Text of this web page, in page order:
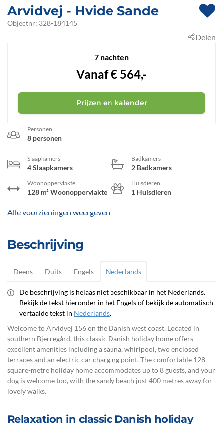
Arvidvej
- Bjerregård
- Hvide Sande
Objectnr: 328-184145
Personen
8 personen
Slaapkamers
4 Slaapkamers
Badkamers
2 Badkamers
Woonoppervlakte
128 m² Woonoppervlakte
Huisdieren
1 Huisdieren
Alle voorzieningen weergeven
Beschrijving
Deens Duits Engels Nederlands
De beschrijving is helaas niet beschikbaar in het Nederlands.
Bekijk de tekst hieronder in het Engels of bekijk de automatisch
vertaalde tekst in Nederlands.
Welcome to Arvidvej 156 on the Danish west coast. Located in
southern Bjerregård, this classic Danish holiday home offers
excellent amenities including a sauna, whirlpool, two enclosed
terraces and an electric car charging point. The comfortable 128-
square-metre holiday home accommodates up to 8 guests, and your
dog is welcome too, with the sandy beach just 400 metres away for
lovely walks.
Relaxation in classic Danish holiday
Delen
7 nachten
Vanaf€ 564,-
Prijzen en kalender